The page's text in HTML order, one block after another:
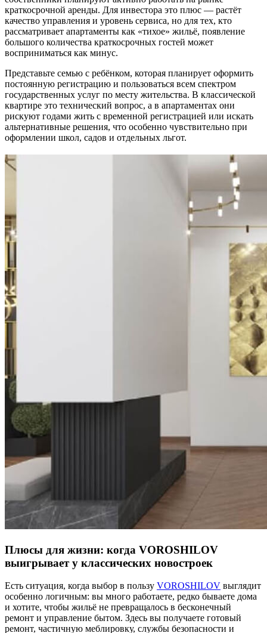
краткосрочной аренды. Для инвестора это плюс — растёт
качество управления и уровень сервиса, но для тех, кто
рассматривает апартаменты как «тихое» жильё, появление
большого количества краткосрочных гостей может
восприниматься как минус.
Представьте семью с ребёнком, которая планирует оформить
постоянную регистрацию и пользоваться всем спектром
государственных услуг по месту жительства. В классической
квартире это технический вопрос, а в апартаментах они
рискуют годами жить с временной регистрацией или искать
альтернативные решения, что особенно чувствительно при
оформлении школ, садов и отдельных льгот.
Плюсы для жизни: когда VOROSHILOV
выигрывает у классических новостроек
Есть ситуация, когда выбор в пользу VOROSHILOV выглядит
особенно логичным: вы много работаете, редко бываете дома
и хотите, чтобы жильё не превращалось в бесконечный
ремонт и управление бытом. Здесь вы получаете готовый
ремонт, частичную меблировку, службы безопасности и